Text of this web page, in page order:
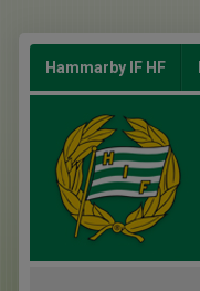
Hammarby IF HF